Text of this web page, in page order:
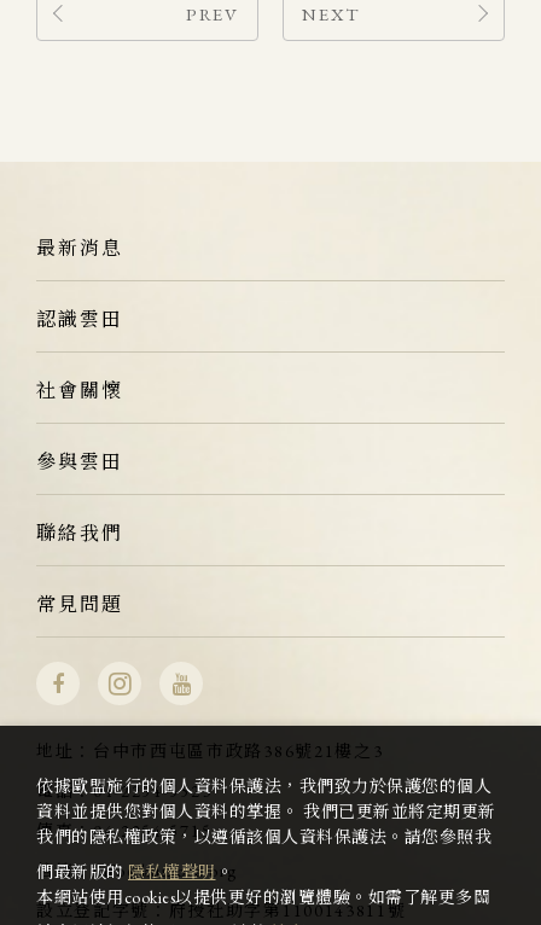
PREV NEXT
最新消息
認識雲田
社會關懷
參與雲田
聯絡我們
常見問題
地址：
台中市西屯區市政路386號21樓之3
電話：04-2254-5523
傳真：04-2254-5715
信箱：info@kumota.org
設立登記字號：府授社助字第1100143811號
依據歐盟施行的個人資料保護法，我們致力於保護您的個人
資料並提供您對個人資料的掌握。 我們已更新並將定期更新
我們的隱私權政策，以遵循該個人資料保護法。請您參照我
們最新版的隱私權聲明。
本網站使用cookies以提供更好的瀏覽體驗。如需了解更多關